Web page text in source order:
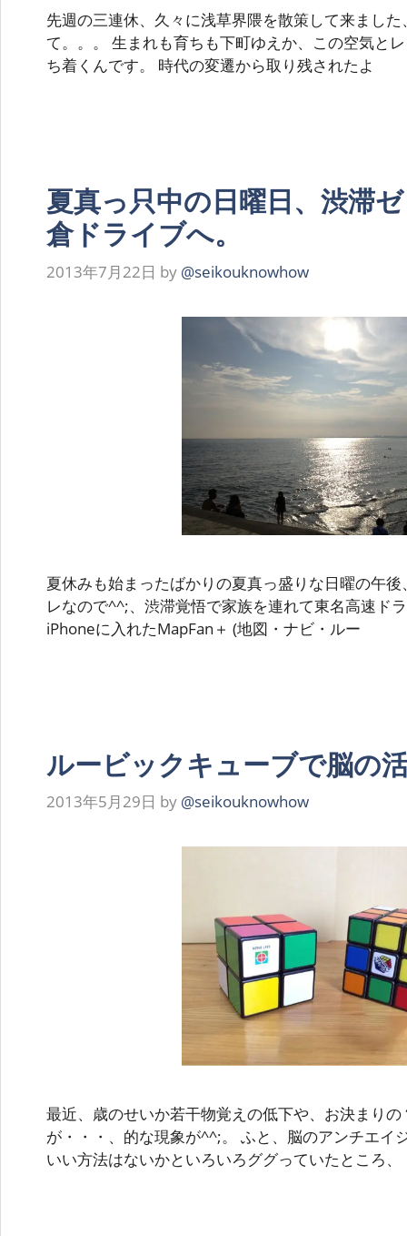
先週の三連休、久々に浅草界隈を散策して来まし
て。。。 生まれも育ちも下町ゆえか、この空気と
ち着くんです。 時代の変遷から取り残されたよ
夏真っ只中の日曜日、渋滞
倉ドライブへ。
2013年7月22日 by @seikouknowhow
夏休みも始まったばかりの夏真っ盛りな日曜の午
レなので^^;、渋滞覚悟で家族を連れて東名高速ド
iPhoneに入れたMapFan＋ (地図・ナビ・ルー
ルービックキューブで脳の
2013年5月29日 by @seikouknowhow
最近、歳のせいか若干物覚えの低下や、お決まり
が・・・、的な現象が^^;。 ふと、脳のアンチエイ
いい方法はないかといろいろググっていたところ